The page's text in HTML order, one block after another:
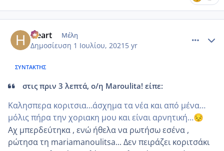
Heart Μέλη
Δημοσίευση 1 Ιουλίου, 2021 5 yr
ΣΥΝΤΆΚΤΗΣ
στις πριν 3 λεπτά, ο/η Maroulita! είπε:
Καλησπερα κοριτσια…άσχημα τα νέα και από μένα…
μόλις πήρα την χοριακη μου και είναι αρνητική…😔
Αχ μπερδεύτηκα , ενώ ήθελα να ρωτήσω εσένα ,
ρώτησα τη mariamanoulitsa... Δεν πειράζει κοριτσάκι